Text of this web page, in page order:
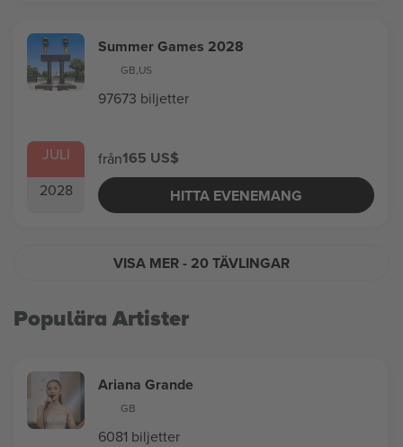
JULI
2028
Summer Games 2028
GB,US
97673 biljetter
från165 US$
HITTA EVENEMANG
VISA MER- 20 TÄVLINGAR
Populära Artister
Ariana Grande
GB
6081 biljetter